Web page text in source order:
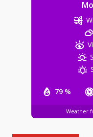
79 %
Weather
बेटे ने
बल्ले-